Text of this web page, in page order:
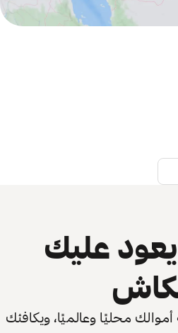
عليك
محليًا وعالميًا، ويكافئك